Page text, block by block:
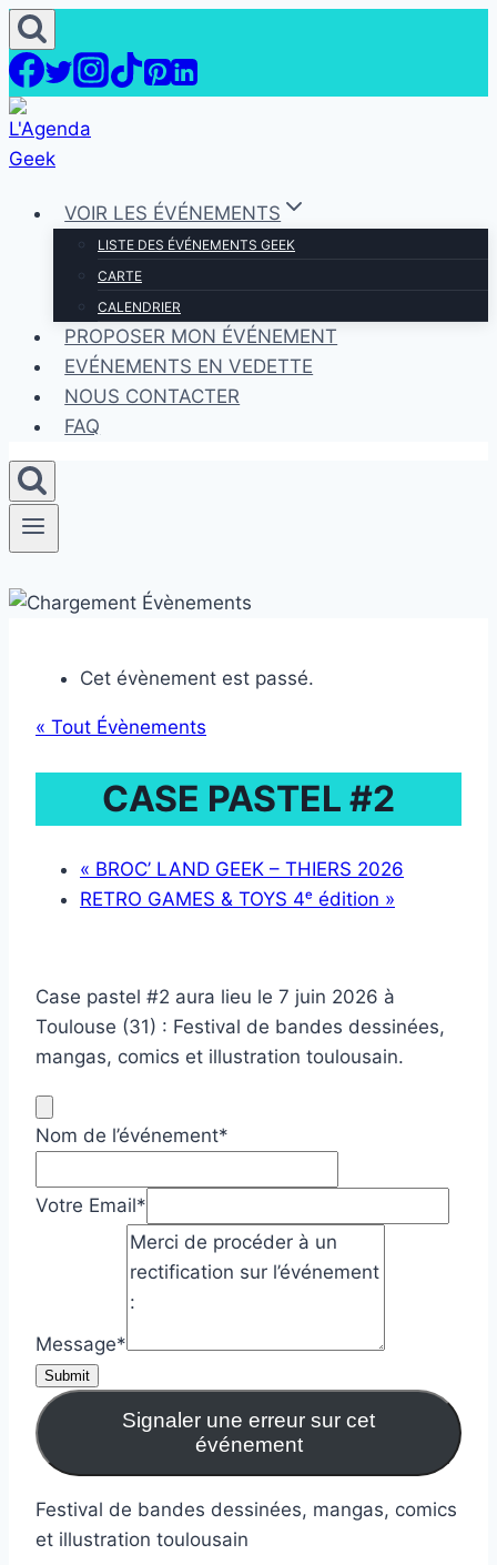
Aller
au
contenu
VOIR LES ÉVÉNEMENTS
LISTE DES ÉVÉNEMENTS GEEK
CARTE
CALENDRIER
PROPOSER MON ÉVÉNEMENT
EVÉNEMENTS EN VEDETTE
NOUS CONTACTER
FAQ
Cet évènement est passé.
« Tout Évènements
CASE PASTEL #2
« BROC’ LAND GEEK – THIERS 2026
RETRO GAMES & TOYS 4ᵉ édition »
Case pastel #2 aura lieu le 7 juin 2026 à
Toulouse (31) : Festival de bandes dessinées,
mangas, comics et illustration toulousain.
Nom de l’événement*
Votre Email*
Message*
Submit
Signaler une erreur sur cet
événement
Festival de bandes dessinées, mangas, comics
et illustration toulousain